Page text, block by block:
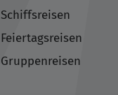
Schiffsreisen
Feiertagsreisen
Gruppenreisen